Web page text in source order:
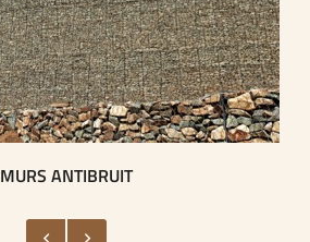
MURS ANTIBRUIT